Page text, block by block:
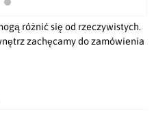
różnić się od rzeczywistych.
zachęcamy do zamówienia